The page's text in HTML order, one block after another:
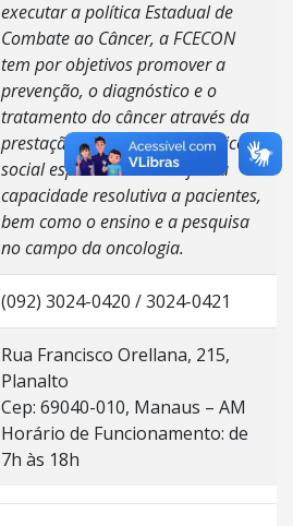
executar a política Estadual de
Combate ao Câncer, a FCECON
tem por objetivos promover a
prevenção, o diagnóstico e o
tratamento do câncer através da
prestação de assistência médico-
social especializada de efetiva
capacidade resolutiva a pacientes,
bem como o ensino e a pesquisa
no campo da oncologia.
(092) 3024-0420 / 3024-0421
Rua Francisco Orellana, 215,
Planalto
Cep: 69040-010, Manaus – AM
Horário de Funcionamento: de
7h às 18h